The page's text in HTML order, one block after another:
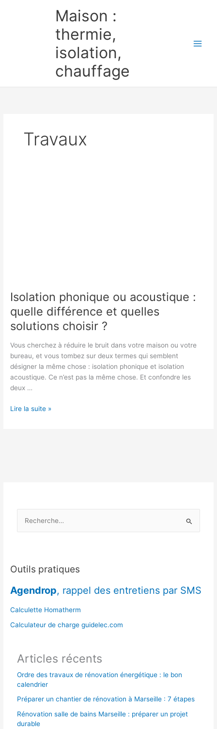
Maison :
thermie,
isolation,
chauffage
Travaux
Isolation phonique ou acoustique :
quelle différence et quelles
solutions choisir ?
Vous cherchez à réduire le bruit dans votre maison ou votre
bureau, et vous tombez sur deux termes qui semblent
désigner la même chose : isolation phonique et isolation
acoustique. Ce n’est pas la même chose. Et confondre les
deux …
Isolation
Lire la suite »
e
c
h
:
Outils pratiques
Agendrop, rappel des entretiens par SMS
Calculette Homatherm
Calculateur de charge guidelec.com
Articles récents
Ordre des travaux de rénovation énergétique : le bon
calendrier
Préparer un chantier de rénovation à Marseille : 7 étapes
Rénovation salle de bains Marseille : préparer un projet
durable